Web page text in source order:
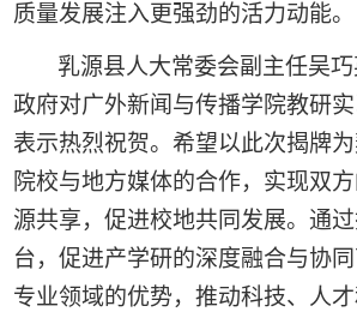
质量发展注入更强劲的活力动能。
乳源县人大常委会副主任吴
政府对广外新闻与传播学院教研
表示热烈祝贺。希望以此次揭牌
院校与地方媒体的合作，实现双
源共享，促进校地共同发展。通
台，促进产学研的深度融合与协
专业领域的优势，推动科技、人